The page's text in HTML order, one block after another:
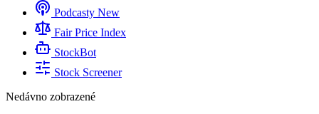
Podcasty New
Fair Price Index
StockBot
Stock Screener
Nedávno zobrazené